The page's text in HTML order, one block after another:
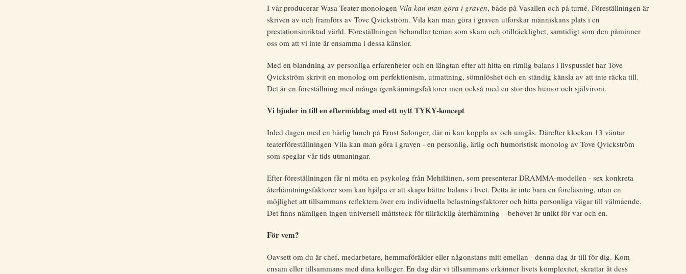
I vår producerar Wasa Teater monologen Vila kan man göra i graven, både på Vasallen och på turné. Föreställningen är
skriven av och framförs av Tove Qvickström. Vila kan man göra i graven utforskar människans plats i en
prestationsinriktad värld. Föreställningen behandlar teman som skam och otillräcklighet, samtidigt som den påminner
oss om att vi inte är ensamma i dessa känslor.
Med en blandning av personliga erfarenheter och en längtan efter att hitta en rimlig balans i livspusslet har Tove
Qvickström skrivit en monolog om perfektionism, utmattning, sömnlöshet och en ständig känsla av att inte räcka till.
Det är en föreställning med många igenkänningsfaktorer men också med en stor dos humor och självironi.
Vi bjuder in till en eftermiddag med ett nytt TYKY-koncept
Inled dagen med en härlig lunch på Ernst Salonger, där ni kan koppla av och umgås. Därefter klockan 13 väntar
teaterföreställningen Vila kan man göra i graven - en personlig, ärlig och humoristisk monolog av Tove Qvickström
som speglar vår tids utmaningar.
Efter föreställningen får ni möta en psykolog från Mehiläinen, som presenterar DRAMMA-modellen - sex konkreta
återhämtningsfaktorer som kan hjälpa er att skapa bättre balans i livet. Detta är inte bara en föreläsning, utan en
möjlighet att tillsammans reflektera över era individuella belastningsfaktorer och hitta personliga vägar till välmående.
Det finns nämligen ingen universell måttstock för tillräcklig återhämtning – behovet är unikt för var och en.
För vem?
Oavsett om du är chef, medarbetare, hemmaförälder eller någonstans mitt emellan - denna dag är till för dig. Kom
ensam eller tillsammans med dina kolleger. En dag där vi tillsammans erkänner livets komplexitet, skrattar åt dess